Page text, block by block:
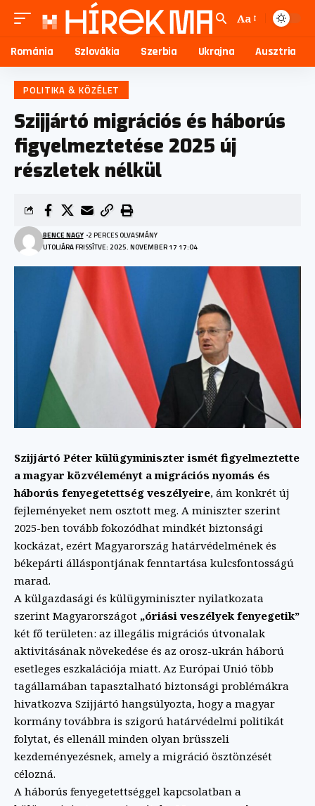
Aa
Románia Szlovákia Szerbia Ukrajna Ausztria
POLITIKA & KÖZÉLET
Szijjártó migrációs és háborús
figyelmeztetése 2025 új
részletek nélkül
UTOLJÁRA FRISSÍTVE: 2025. NOVEMBER 17 17:04
BENCE NAGY 2 PERCES OLVASMÁNY
Szijjártó Péter külügyminiszter ismét figyelmeztette
a magyar közvéleményt a migrációs nyomás és
háborús fenyegetettség veszélyeire, ám konkrét új
fejleményeket nem osztott meg. A miniszter szerint
2025-ben tovább fokozódhat mindkét biztonsági
kockázat, ezért Magyarország határvédelmének és
békepárti álláspontjának fenntartása kulcsfontosságú
marad.
A külgazdasági és külügyminiszter nyilatkozata
szerint Magyarországot „óriási veszélyek fenyegetik”
két fő területen: az illegális migrációs útvonalak
aktivitásának növekedése és az orosz-ukrán háború
esetleges eszkalációja miatt. Az Európai Unió több
tagállamában tapasztalható biztonsági problémákra
hivatkozva Szijjártó hangsúlyozta, hogy a magyar
kormány továbbra is szigorú határvédelmi politikát
folytat, és ellenáll minden olyan brüsszeli
kezdeményezésnek, amely a migráció ösztönzését
célozná.
A háborús fenyegetettséggel kapcsolatban a